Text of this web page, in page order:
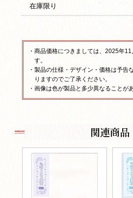
在庫限り
・商品価格につきましては、2025年
す。
・製品の仕様・デザイン・価格は予告
りますのでご了承ください。
・画像は色が製品と多少異なることが
関連商品